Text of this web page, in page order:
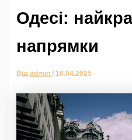
Одесі:
напрямки
Від admin / 16.04.2025